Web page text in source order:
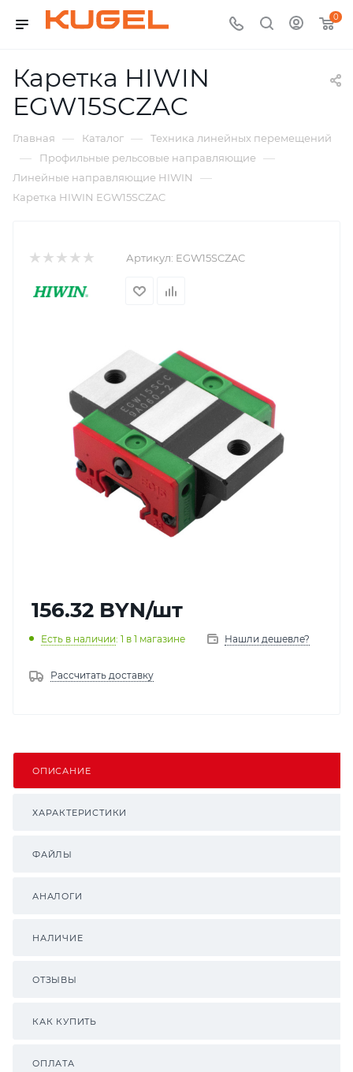
0
Каретка HIWIN
EGW15SCZAC
Главная — Каталог — Техника линейных перемещений
— Профильные рельсовые направляющие —
Линейные направляющие HIWIN —
Каретка HIWIN EGW15SCZAC
Артикул: EGW15SCZAC
156.32 BYN/шт
Есть в наличии: 1 в 1 магазине Нашли дешевле?
Рассчитать доставку
ОПИСАНИЕ
ХАРАКТЕРИСТИКИ
ФАЙЛЫ
АНАЛОГИ
НАЛИЧИЕ
ОТЗЫВЫ
КАК КУПИТЬ
ОПЛАТА